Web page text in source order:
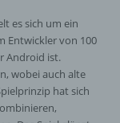
es sich um ein
Entwickler von 100
Android ist.
wobei auch alte
hat sich